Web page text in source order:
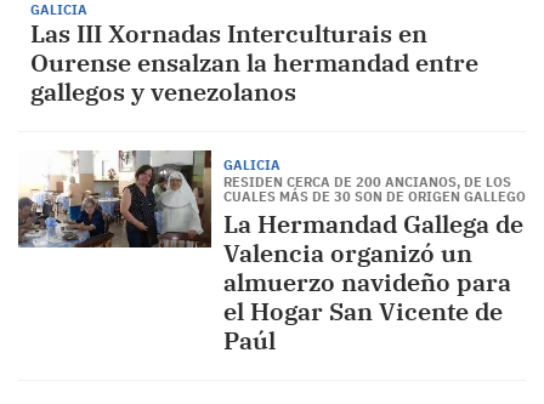
GALICIA
Las III Xornadas Interculturais en
Ourense ensalzan la hermandad entre
gallegos y venezolanos
GALICIA
RESIDEN CERCA DE 200 ANCIANOS, DE LOS
CUALES MÁS DE 30 SON DE ORIGEN GALLEGO
La Hermandad Gallega de
Valencia organizó un
almuerzo navideño para
el Hogar San Vicente de
Paúl